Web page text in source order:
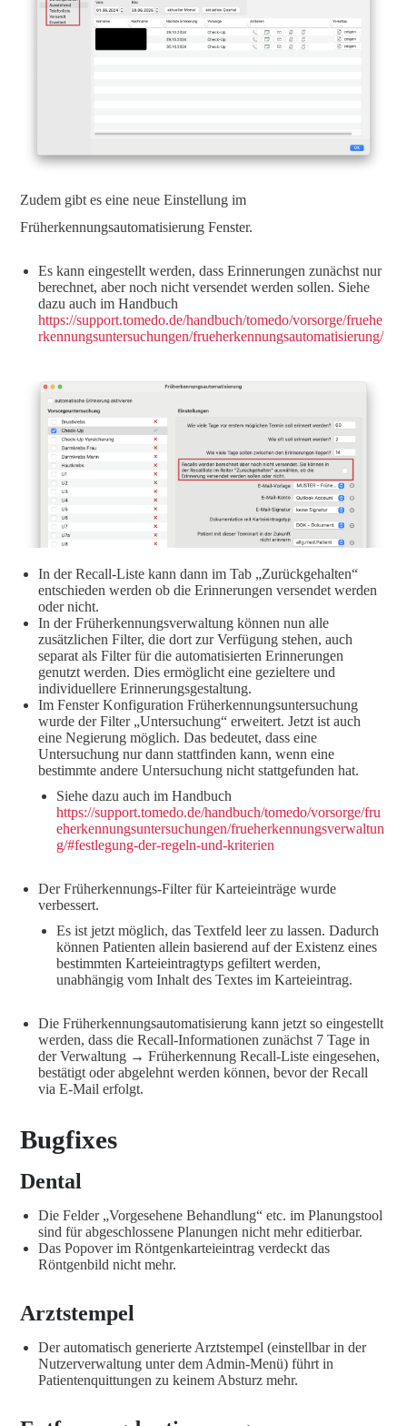
Zudem gibt es eine neue Einstellung im
Früherkennungsautomatisierung Fenster.
Es kann eingestellt werden, dass Erinnerungen zunächst nur
berechnet, aber noch nicht versendet werden sollen. Siehe
dazu auch im Handbuch
https://support.tomedo.de/handbuch/tomedo/vorsorge/fruehe
rkennungsuntersuchungen/frueherkennungsautomatisierung/
In der Recall-Liste kann dann im Tab „Zurückgehalten“
entschieden werden ob die Erinnerungen versendet werden
oder nicht.
In der Früherkennungsverwaltung können nun alle
zusätzlichen Filter, die dort zur Verfügung stehen, auch
separat als Filter für die automatisierten Erinnerungen
genutzt werden. Dies ermöglicht eine gezieltere und
individuellere Erinnerungsgestaltung.
Im Fenster Konfiguration Früherkennungsuntersuchung
wurde der Filter „Untersuchung“ erweitert. Jetzt ist auch
eine Negierung möglich. Das bedeutet, dass eine
Untersuchung nur dann stattfinden kann, wenn eine
bestimmte andere Untersuchung nicht stattgefunden hat.
Siehe dazu auch im Handbuch
https://support.tomedo.de/handbuch/tomedo/vorsorge/fru
eherkennungsuntersuchungen/frueherkennungsverwaltun
g/#festlegung-der-regeln-und-kriterien
Der Früherkennungs-Filter für Karteieinträge wurde
verbessert.
Es ist jetzt möglich, das Textfeld leer zu lassen. Dadurch
können Patienten allein basierend auf der Existenz eines
bestimmten Karteieintragtyps gefiltert werden,
unabhängig vom Inhalt des Textes im Karteieintrag.
Die Früherkennungsautomatisierung kann jetzt so eingestellt
werden, dass die Recall-Informationen zunächst 7 Tage in
der Verwaltung → Früherkennung Recall-Liste eingesehen,
bestätigt oder abgelehnt werden können, bevor der Recall
via E-Mail erfolgt.
Bugfixes
Dental
Die Felder „Vorgesehene Behandlung“ etc. im Planungstool
sind für abgeschlossene Planungen nicht mehr editierbar.
Das Popover im Röntgenkarteieintrag verdeckt das
Röntgenbild nicht mehr.
Arztstempel
Der automatisch generierte Arztstempel (einstellbar in der
Nutzerverwaltung unter dem Admin-Menü) führt in
Patientenquittungen zu keinem Absturz mehr.